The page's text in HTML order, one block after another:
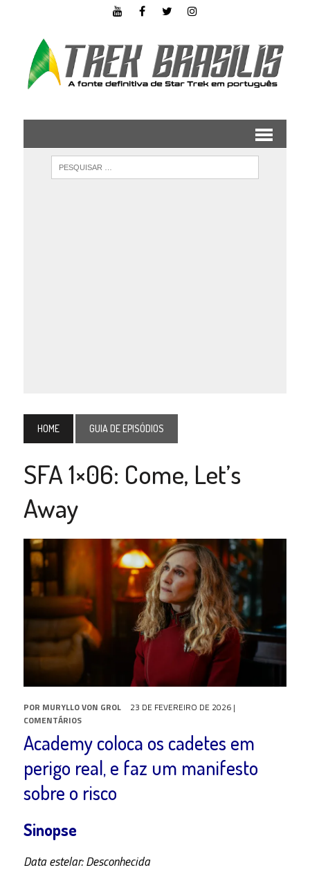
HOME GUIA DE EPISÓDIOS
SFA 1×06: Come, Let’s
Away
POR MURYLLO VON GROL 23 DE FEVEREIRO DE 2026|
COMENTÁRIOS
Academy coloca os cadetes em
perigo real, e faz um manifesto
sobre o risco
Sinopse
Data estelar: Desconhecida